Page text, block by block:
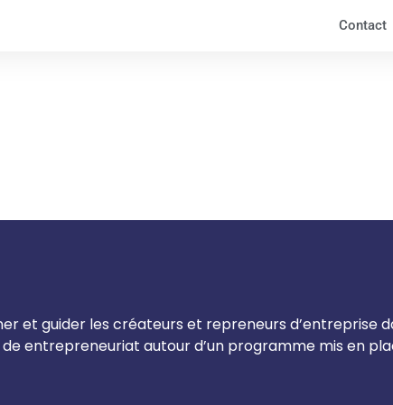
Contact
et guider les créateurs et repreneurs d’entreprise
entrepreneuriat autour d’un programme mis en